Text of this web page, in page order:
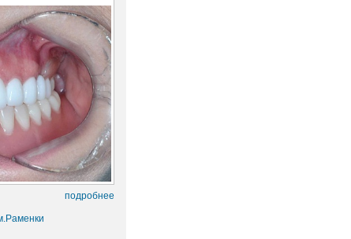
подробнее